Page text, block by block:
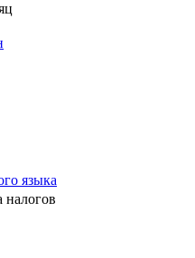
языка
налогов